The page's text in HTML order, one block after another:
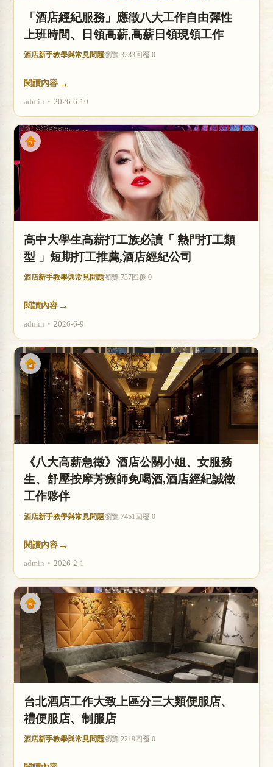
「酒店經紀服務」應徵八大工作自由彈性
上班時間、日領高薪,高薪日領現領工作
酒店新手教學與常見問題瀏覽 3233回覆 0
閱讀內容 →
admin • 2026-6-10
高中大學生高薪打工族必讀「 熱門打工類
型 」短期打工推薦,酒店經紀公司
酒店新手教學與常見問題瀏覽 737回覆 0
閱讀內容 →
admin • 2026-6-9
《八大高薪急徵》酒店公關小姐、女服務
生、舒壓按摩芳療師免喝酒,酒店經紀誠徵
工作夥伴
酒店新手教學與常見問題瀏覽 7451 回覆 0
閱讀內容 →
admin • 2026-2-1
台北酒店工作大致上區分三大類便服店、
禮便服店、制服店
酒店新手教學與常見問題瀏覽 2219回覆 0